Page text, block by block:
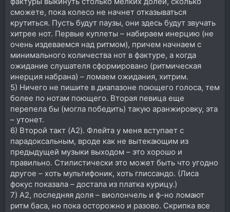
сможете, пока колесо не начнет отказываться
крутиться. Пусть будут паузы, они здесь будут звучать
хитрее нот. Первые куплеты – набираем инерцию (не
очень издеваемся над ритмом), причем начнаем с
минимального количества нот в фактуре, а когда
ожидание слушателя сформировано (ритмическая
инерция набрана) – ломаем ожидания, хитрим.
5) Ничего не пишите в диапазоне поющего голоса, тем
более по нотам поющего. Вторая певица еще
перепела бы (могла победить) такую аранжировку, эта
– утонет.
6) Второй такт (A2). Флейта у меня вступает с
парадоксальным, вроде как не вытекающим из
предыдущей музыки выходом – это хорошо и
правильно. Стилистически это может быть что угодно
другое – хоть мультифоник, хоть глиссандо. (Лиса
фокус показала – достала из платка курицу.)
7) A2, последняя доля – виолончель и ф-но ломают
ритм баса, но пока осторожно и разово. Скрипка все